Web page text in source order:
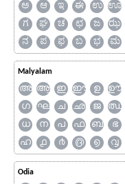
ಅ ಆ ಇ ಈ ಉ ಊ
ಗ
ಘ ಚ ಛ ಜ ಝ
ನ
ಪ ಫ ಬ ಭ ಮ
Malyalam
അ ആ ഇ ഈ ഉ ഊ
ഗ
ഘ ച ഛ ജ ഝ
ധ
ന പ ഫ ബ ഭ
ഹ
൧ ൪ ൫ ൭ ൮
Odia